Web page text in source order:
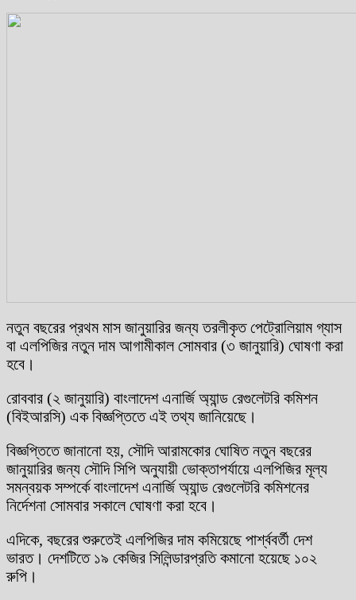
নতুন বছরের প্রথম মাস জানুয়ারির জন্য তরলীকৃত পেট্রোলিয়াম গ্যাস
বা এলপিজির নতুন দাম আগামীকাল সোমবার (৩ জানুয়ারি) ঘোষণা করা
হবে।
রোববার (২ জানুয়ারি) বাংলাদেশ এনার্জি অ্যান্ড রেগুলেটরি কমিশন
(বিইআরসি) এক বিজ্ঞপ্তিতে এই তথ্য জানিয়েছে।
বিজ্ঞপ্তিতে জানানো হয়, সৌদি আরামকোর ঘোষিত নতুন বছরের
জানুয়ারির জন্য সৌদি সিপি অনুযায়ী ভোক্তাপর্যায়ে এলপিজির মূল্য
সমন্বয়ক সম্পর্কে বাংলাদেশ এনার্জি অ্যান্ড রেগুলেটরি কমিশনের
নির্দেশনা সোমবার সকালে ঘোষণা করা হবে।
এদিকে, বছরের শুরুতেই এলপিজির দাম কমিয়েছে পার্শ্ববর্তী দেশ
ভারত। দেশটিতে ১৯ কেজির সিলিন্ডারপ্রতি কমানো হয়েছে ১০২
রুপি।